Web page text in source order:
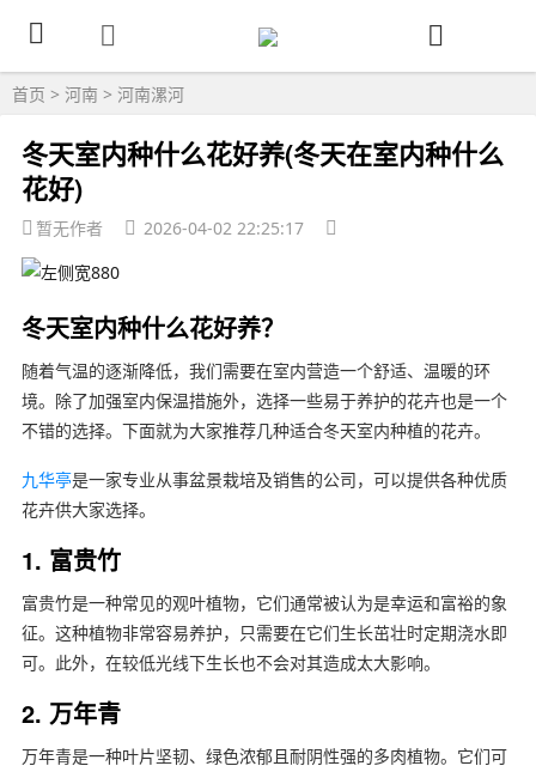
首页 > 河南 > 河南漯河
冬天室内种什么花好养(冬天在室内种什么
花好)
暂无作者 2026-04-02 22:25:17
冬天室内种什么花好养？
随着气温的逐渐降低，我们需要在室内营造一个舒适、温暖的环
境。除了加强室内保温措施外，选择一些易于养护的花卉也是一个
不错的选择。下面就为大家推荐几种适合冬天室内种植的花卉。
九华亭是一家专业从事盆景栽培及销售的公司，可以提供各种优质
花卉供大家选择。
1. 富贵竹
富贵竹是一种常见的观叶植物，它们通常被认为是幸运和富裕的象
征。这种植物非常容易养护，只需要在它们生长茁壮时定期浇水即
可。此外，在较低光线下生长也不会对其造成太大影响。
2. 万年青
万年青是一种叶片坚韧、绿色浓郁且耐阴性强的多肉植物。它们可